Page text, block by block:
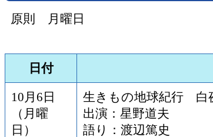
原則 月曜日
日付
10月6日
（月曜
日）
生きもの地球紀行 白
出演：星野道夫
語り：渡辺篤史